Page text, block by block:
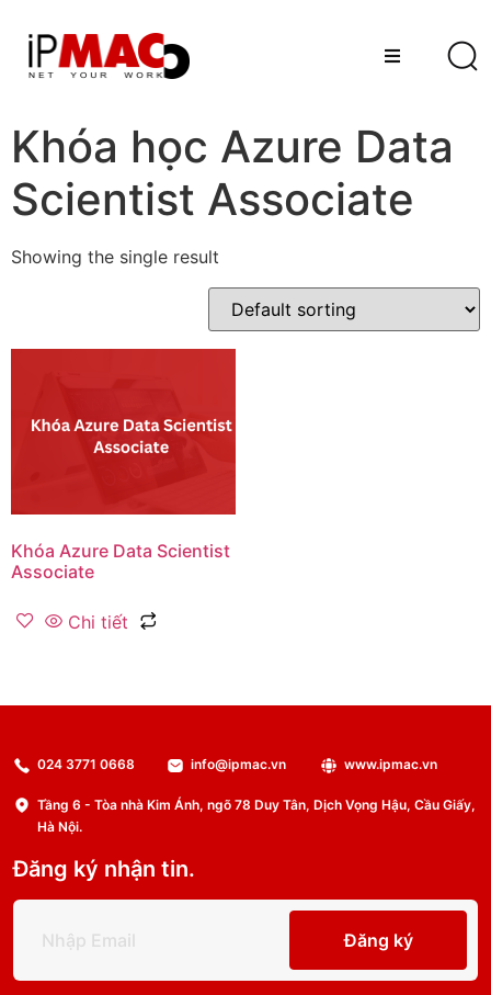
Khóa học Azure Data
Scientist Associate
Showing the single result
Khóa Azure Data Scientist
Associate
Chi tiết
024 3771 0668 info@ipmac.vn www.ipmac.vn
Tầng 6 - Tòa nhà Kim Ánh, ngõ 78 Duy Tân, Dịch Vọng Hậu, Cầu Giấy,
Hà Nội.
Đăng ký nhận tin.
Đăng ký